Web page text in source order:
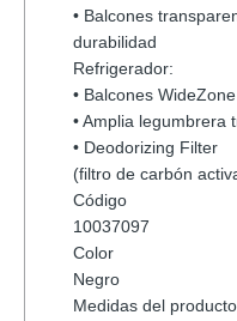
• Balcones
durabilidad
Refrigerador:
• Balcones
• Amplia legumbrera
• Deodorizing Filter
(filtro de carbón
Código
10037097
Color
Negro
Medidas del producto